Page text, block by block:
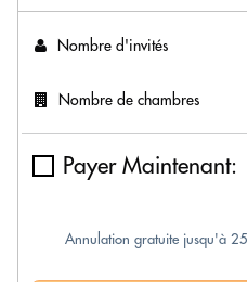
Nombre d'invités
Nombre de chambres
Payer Maintenant:
Annulation gratuite jusqu'à